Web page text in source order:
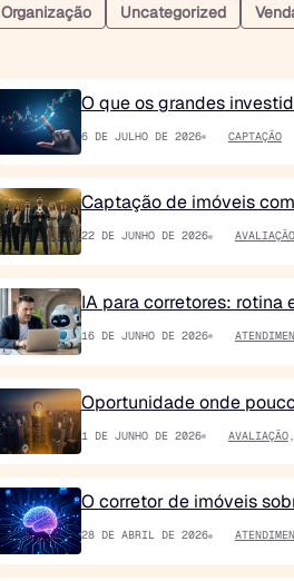
Organização
Uncategorized
O que os grandes
6 DE JULHO DE 2026 CAPTAÇÃO
Captação de imóveis
22 DE JUNHO DE 2026 AVALIAÇÃO
IA para corretores: rotina
16 DE JUNHO DE 2026
Oportunidade onde
1 DE JUNHO DE 2026 AVALIAÇÃO,
O corretor de imóveis
28 DE ABRIL DE 2026